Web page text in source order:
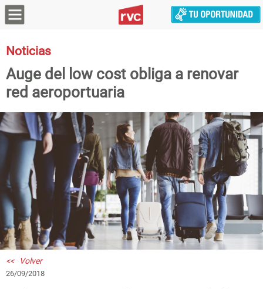
Noticias
Auge del low cost obliga a renovar
red aeroportuaria
<< Volver
26/09/2018